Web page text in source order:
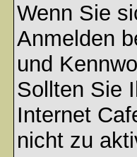
Wenn Sie
Anmelden
und
Sollten Sie
Internet
nicht zu